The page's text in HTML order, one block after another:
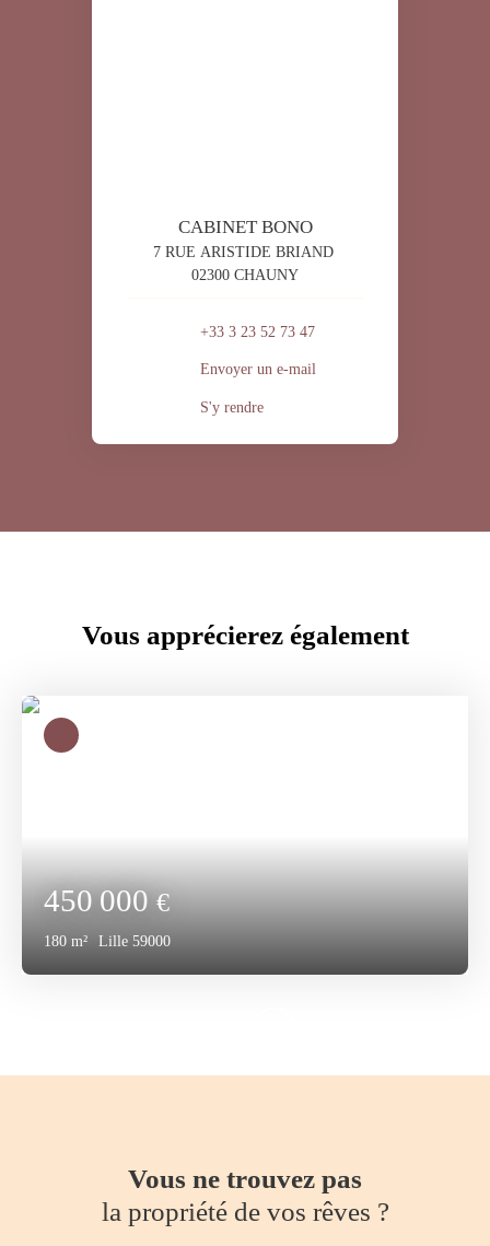
CABINET BONO
7 RUE ARISTIDE BRIAND
02300 CHAUNY
+33 3 23 52 73 47
Envoyer un e-mail
S'y rendre
Vous apprécierezégalement
450 000€
180 m² Lille 59000
Vous ne trouvez pas
la propriété de vos rêves ?